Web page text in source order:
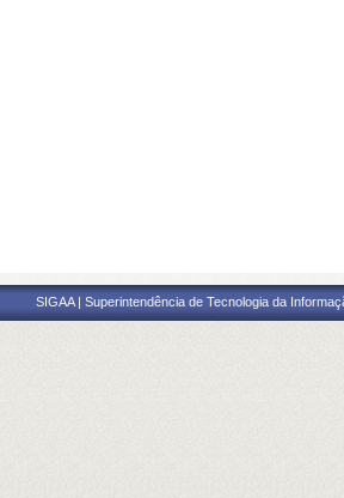
SIGAA | Superintendência de Tecnologia da